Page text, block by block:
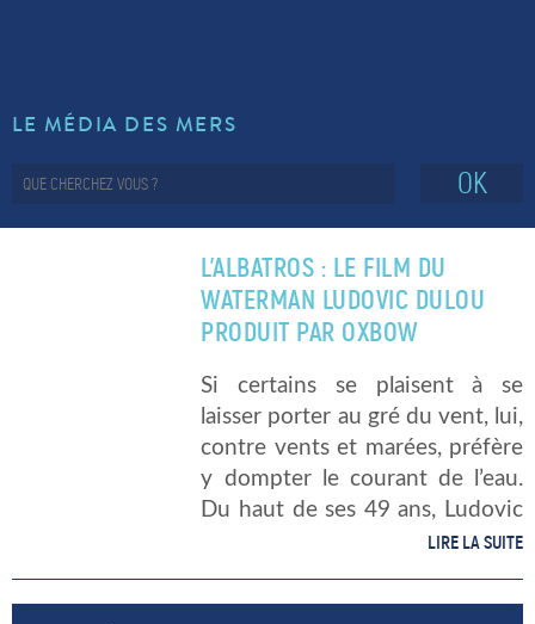
LE MÉDIA DES MERS
OK
L’ALBATROS : LE FILM DU
WATERMAN LUDOVIC DULOU
PRODUIT PAR OXBOW
Si certains se plaisent à se
laisser porter au gré du vent, lui,
contre vents et marées, préfère
y dompter le courant de l’eau.
Du haut de ses 49 ans, Ludovic
Dulou a consacré sa vie à
LIRE LA SUITE